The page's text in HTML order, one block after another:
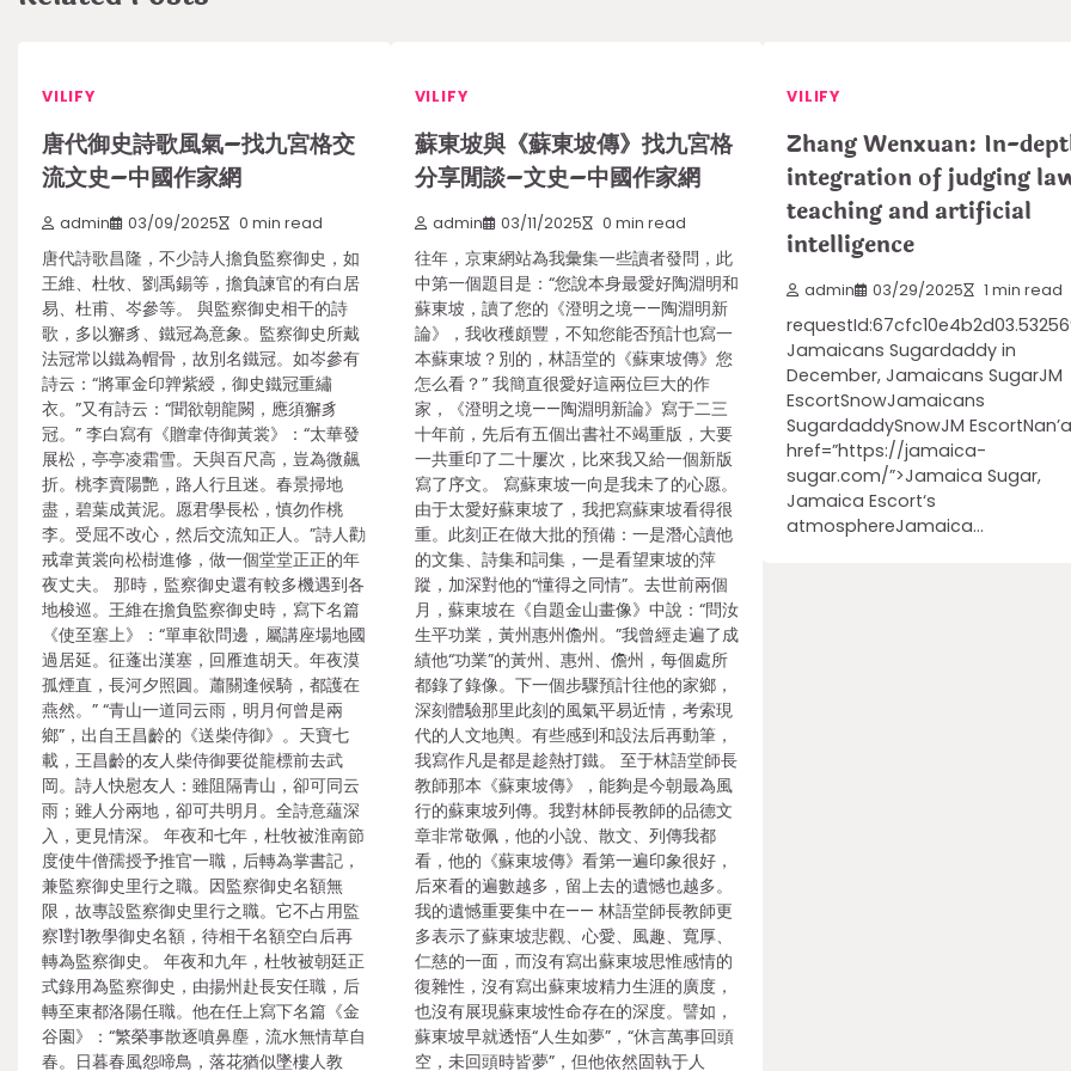
VILIFY
唐代御史詩歌風氣–找九宮格交
流文史–中國作家網
admin 03/09/2025 0 min read
唐代詩歌昌隆，不少詩人擔負監察御史，如
王維、杜牧、劉禹錫等，擔負諫官的有白居
易、杜甫、岑參等。 與監察御史相干的詩
歌，多以獬豸、鐵冠為意象。監察御史所戴
法冠常以鐵為帽骨，故別名鐵冠。如岑參有
詩云：“將軍金印亸紫綬，御史鐵冠重繡
衣。”又有詩云：“聞欲朝龍闕，應須獬豸
冠。” 李白寫有《贈韋侍御黃裳》：“太華發
展松，亭亭凌霜雪。天與百尺高，豈為微飆
折。桃李賣陽艷，路人行且迷。春景掃地
盡，碧葉成黃泥。愿君學長松，慎勿作桃
李。受屈不改心，然后交流知正人。”詩人勸
戒韋黃裳向松樹進修，做一個堂堂正正的年
夜丈夫。 那時，監察御史還有較多機遇到各
地梭巡。王維在擔負監察御史時，寫下名篇
《使至塞上》：“單車欲問邊，屬講座場地國
過居延。征蓬出漢塞，回雁進胡天。年夜漠
孤煙直，長河夕照圓。蕭關逢候騎，都護在
燕然。” “青山一道同云雨，明月何曾是兩
鄉”，出自王昌齡的《送柴侍御》。天寶七
載，王昌齡的友人柴侍御要從龍標前去武
岡。詩人快慰友人：雖阻隔青山，卻可同云
雨；雖人分兩地，卻可共明月。全詩意蘊深
入，更見情深。 年夜和七年，杜牧被淮南節
度使牛僧孺授予推官一職，后轉為掌書記，
兼監察御史里行之職。因監察御史名額無
限，故專設監察御史里行之職。它不占用監
察1對1教學御史名額，待相干名額空白后再
轉為監察御史。 年夜和九年，杜牧被朝廷正
式錄用為監察御史，由揚州赴長安任職，后
轉至東都洛陽任職。他在任上寫下名篇《金
谷園》：“繁榮事散逐噴鼻塵，流水無情草自
春。日暮春風怨啼鳥，落花猶似墜樓人教
VILIFY
蘇東坡與《蘇東坡傳》找九宮格
分享閒談–文史–中國作家網
admin 03/11/2025 0 min read
往年，京東網站為我彙集一些讀者發問，此
中第一個題目是：“您說本身最愛好陶淵明和
蘇東坡，讀了您的《澄明之境——陶淵明新
論》，我收穫頗豐，不知您能否預計也寫一
本蘇東坡？別的，林語堂的《蘇東坡傳》您
怎么看？” 我簡直很愛好這兩位巨大的作
家，《澄明之境——陶淵明新論》寫于二三
十年前，先后有五個出書社不竭重版，大要
一共重印了二十屢次，比來我又給一個新版
寫了序文。 寫蘇東坡一向是我未了的心愿。
由于太愛好蘇東坡了，我把寫蘇東坡看得很
重。此刻正在做大批的預備：一是潛心讀他
的文集、詩集和詞集，一是看望東坡的萍
蹤，加深對他的“懂得之同情”。去世前兩個
月，蘇東坡在《自題金山畫像》中說：“問汝
生平功業，黃州惠州儋州。”我曾經走遍了成
績他“功業”的黃州、惠州、儋州，每個處所
都錄了錄像。下一個步驟預計往他的家鄉，
深刻體驗那里此刻的風氣平易近情，考索現
代的人文地輿。有些感到和設法后再動筆，
我寫作凡是都是趁熱打鐵。 至于林語堂師長
教師那本《蘇東坡傳》，能夠是今朝最為風
行的蘇東坡列傳。我對林師長教師的品德文
章非常敬佩，他的小說、散文、列傳我都
看，他的《蘇東坡傳》看第一遍印象很好，
后來看的遍數越多，留上去的遺憾也越多。
我的遺憾重要集中在—— 林語堂師長教師更
多表示了蘇東坡悲觀、心愛、風趣、寬厚、
仁慈的一面，而沒有寫出蘇東坡思惟感情的
復雜性，沒有寫出蘇東坡精力生涯的廣度，
也沒有展現蘇東坡性命存在的深度。譬如，
蘇東坡早就透悟“人生如夢”，“休言萬事回頭
空，未回頭時皆夢”，但他依然固執于人
VILIFY
Zhang Wenxuan: In-
integration of judging
teaching and artificial
intelligence
admin 03/29/2025 1 min read
Jamaicans Sugardaddy in
December, Jamaicans SugarJM
EscortSnowJamaicans
SugardaddySnowJM
href=”https://jamaica-
sugar.com/”>Jamaica Sugar,
Jamaica Escort‘s
atmosphereJamaica…